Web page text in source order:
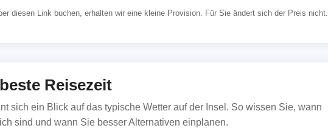
diesen Link buchen, erhalten wir eine kleine Provision. Für Sie ändert sich der Preis nicht.
Reisezeit
sich ein Blick auf das typische Wetter auf der Insel. So wissen Sie, wann
sind und wann Sie besser Alternativen einplanen.